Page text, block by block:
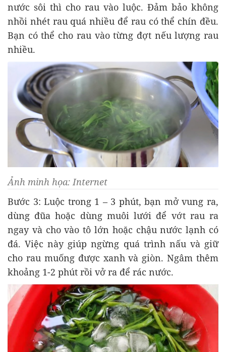
nước sôi thì cho rau vào luộc. Đảm bảo không
nhồi nhét rau quá nhiều để rau có thể chín đều.
Bạn có thể cho rau vào từng đợt nếu lượng rau
nhiều.
Ảnh minh họa: Internet
Bước 3: Luộc trong 1 – 3 phút, bạn mở vung ra,
dùng đũa hoặc dùng muôi lưới để vớt rau ra
ngay và cho vào tô lớn hoặc chậu nước lạnh có
đá. Việc này giúp ngừng quá trình nấu và giữ
cho rau muống được xanh và giòn. Ngâm thêm
khoảng 1-2 phút rồi vở ra để rác nước.